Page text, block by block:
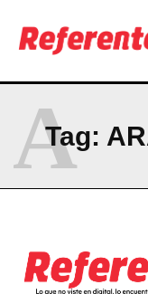
Tag:
A